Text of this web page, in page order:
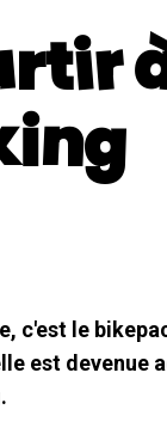
c'est le
est devenue